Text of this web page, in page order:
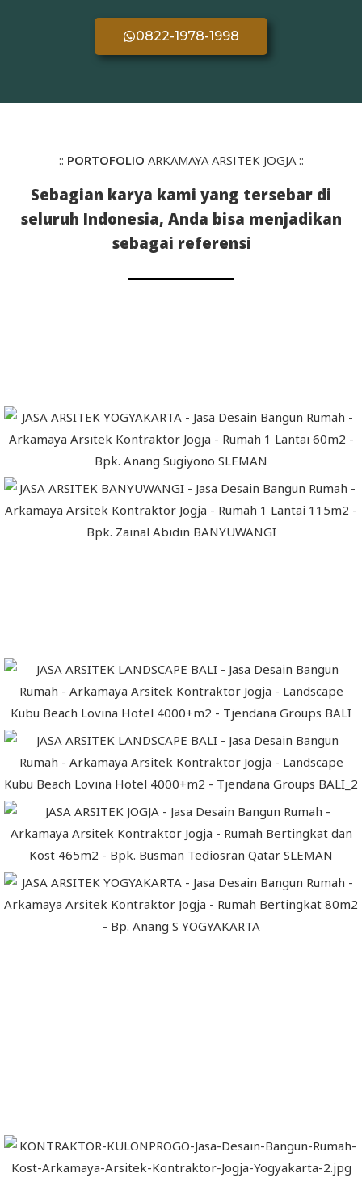
0822-1978-1998
:: PORTOFOLIOARKAMAYA ARSITEK JOGJA ::
Sebagian karya kami yang tersebar di
seluruh Indonesia, Anda bisa menjadikan
sebagai referensi